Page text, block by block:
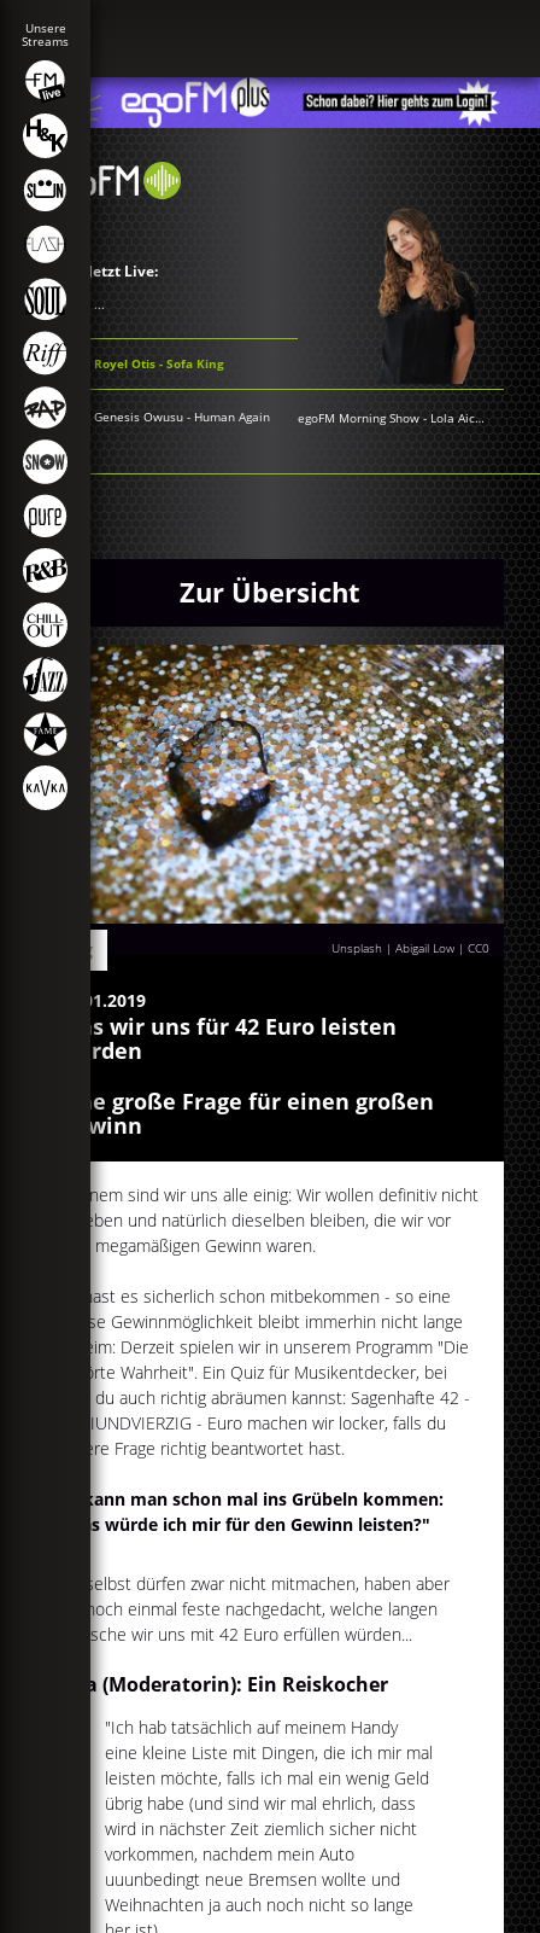
Jetzt Live:
...
Royel Otis - Sofa King
Genesis Owusu - Human Again egoFM Morning Show - Lola Aichner
Zur Übersicht
Unsplash | Abigail Low |CC0
Blog
24.01.2019
Was wir uns für 42 Euro leisten
würden
Eine große Frage für einen großen
Gewinn
In einem sind wir uns alle einig: Wir wollen definitiv nicht
abheben und natürlich dieselben bleiben, die wir vor
dem megamäßigen Gewinn waren.
Du hast es sicherlich schon mitbekommen - so eine
krasse Gewinnmöglichkeit bleibt immerhin nicht lange
geheim: Derzeit spielen wir in unserem Programm "Die
gehörte Wahrheit". Ein Quiz für Musikentdecker, bei
dem du auch richtig abräumen kannst: Sagenhafte 42 -
ZWEIUNDVIERZIG - Euro machen wir locker, falls du
unsere Frage richtig beantwortet hast.
Da kann man schon mal ins Grübeln kommen:
"Was würde ich mir für den Gewinn leisten?"
Wir selbst dürfen zwar nicht mitmachen, haben aber
dennoch einmal feste nachgedacht, welche langen
Wünsche wir uns mit 42 Euro erfüllen würden...
Lola (Moderatorin): Ein Reiskocher
"Ich hab tatsächlich auf meinem Handy
eine kleine Liste mit Dingen, die ich mir mal
leisten möchte, falls ich mal ein wenig Geld
übrig habe (und sind wir mal ehrlich, dass
wird in nächster Zeit ziemlich sicher nicht
vorkommen, nachdem mein Auto
uuunbedingt neue Bremsen wollte und
Weihnachten ja auch noch nicht so lange